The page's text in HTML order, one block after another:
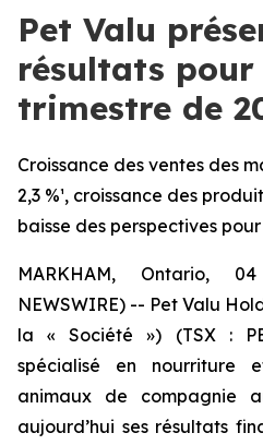
Pet Valu
résultats
trimestre de
Croissance des ventes des
2,3 %¹, croissance des
baisse des perspectives pour
MARKHAM, Ontario,
NEWSWIRE) -- Pet Valu
la « Société ») (TSX :
spécialisé en nourriture
animaux de compagnie
aujourd’hui ses résultats